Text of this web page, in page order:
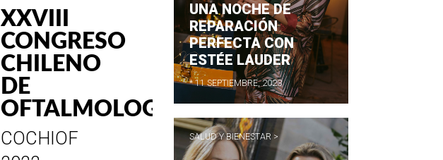
WRANGLER
CELEBRA
SUS 75
AÑOS DE
ESTILO E
HISTORIA
UNA NOCHE DE
REPARACIÓN
PERFECTA CON
ESTÉE LAUDER
* 11 SEPTIEMBRE, 2023
SALUD Y BIENESTAR >